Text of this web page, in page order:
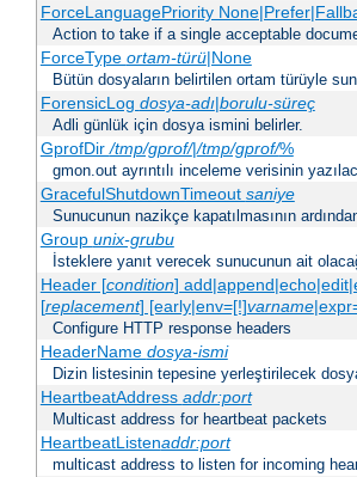
ForceLanguagePriority
Action to take if a single acceptable
ForceType ortam-türü|None
Bütün dosyaların belirtilen ortam türüyle
ForensicLog dosya-adı|borulu-süreç
Adli günlük için dosya ismini belirler.
GprofDir/tmp/gprof/|/tmp/gprof/%
gmon.out ayrıntılı inceleme verisinin
GracefulShutdownTimeout saniye
Sunucunun nazikçe kapatılmasının
Group unix-grubu
İsteklere yanıt verecek sunucunun ait
Header [condition]
[replacement] [early|env=[!]varname
Configure HTTP response headers
HeaderName dosya-ismi
Dizin listesinin tepesine yerleştirilecek
HeartbeatAddress addr:port
Multicast address for heartbeat packets
HeartbeatListenaddr:port
multicast address to listen for incoming